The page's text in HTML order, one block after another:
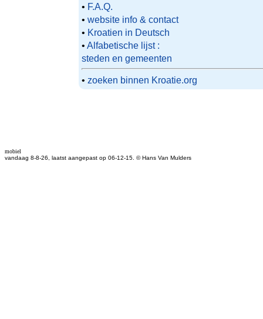
• F.A.Q.
• website info & contact
• Kroatien in Deutsch
• Alfabetische lijst :
steden en gemeenten
• zoeken binnen Kroatie.org
mobiel
vandaag 8-8-26, laatst aangepast op 06-12-15. © Hans Van Mulders